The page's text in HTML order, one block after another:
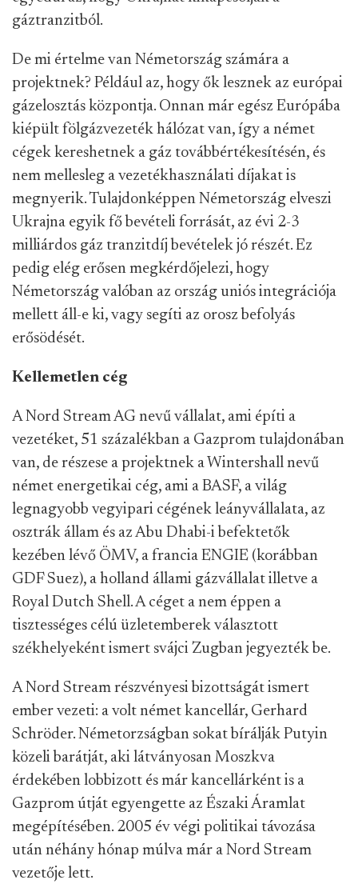
gáztranzitból.
De mi értelme van Németország számára a
projektnek? Például az, hogy ők lesznek az európai
gázelosztás központja. Onnan már egész Európába
kiépült fölgázvezeték hálózat van, így a német
cégek kereshetnek a gáz továbbértékesítésén, és
nem mellesleg a vezetékhasználati díjakat is
megnyerik. Tulajdonképpen Németország elveszi
Ukrajna egyik fő bevételi forrását, az évi 2-3
milliárdos gáz tranzitdíj bevételek jó részét. Ez
pedig elég erősen megkérdőjelezi, hogy
Németország valóban az ország uniós integrációja
mellett áll-e ki, vagy segíti az orosz befolyás
erősödését.
Kellemetlen cég
A Nord Stream AG nevű vállalat, ami építi a
vezetéket, 51 százalékban a Gazprom tulajdonában
van, de részese a projektnek a Wintershall nevű
német energetikai cég, ami a BASF, a világ
legnagyobb vegyipari cégének leányvállalata, az
osztrák állam és az Abu Dhabi-i befektetők
kezében lévő ÖMV, a francia ENGIE (korábban
GDF Suez), a holland állami gázvállalat illetve a
Royal Dutch Shell. A céget a nem éppen a
tisztességes célú üzletemberek választott
székhelyeként ismert svájci Zugban jegyezték be.
A Nord Stream részvényesi bizottságát ismert
ember vezeti: a volt német kancellár, Gerhard
Schröder. Németorzságban sokat bírálják Putyin
közeli barátját, aki látványosan Moszkva
érdekében lobbizott és már kancellárként is a
Gazprom útját egyengette az Északi Áramlat
megépítésében. 2005 év végi politikai távozása
után néhány hónap múlva már a Nord Stream
vezetője lett.